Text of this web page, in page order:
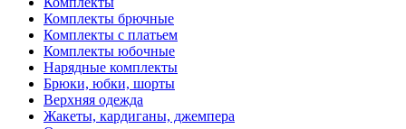
Комплекты брючные
Комплекты с платьем
Комплекты юбочные
Нарядные комплекты
Брюки, юбки, шорты
Верхняя одежда
Жакеты, кардиганы, джемпера